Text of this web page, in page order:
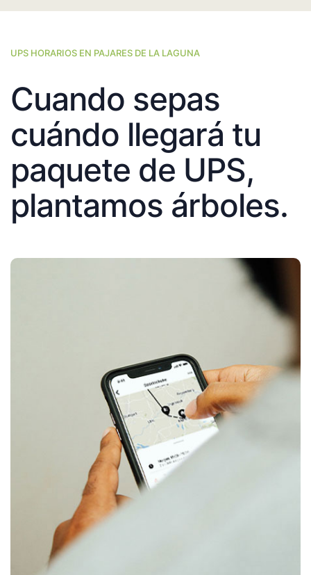
UPS HORARIOS EN PAJARES DE LA LAGUNA
Cuando sepas
cuándo llegará tu
paquete de UPS,
plantamos árboles.